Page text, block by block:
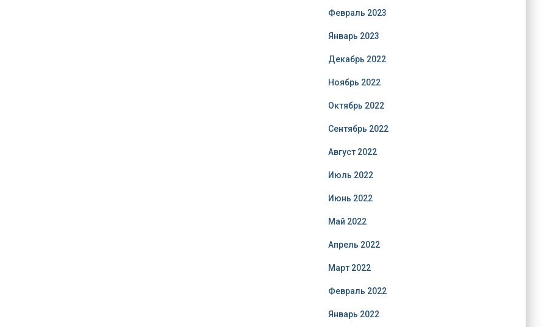
Февраль 2023
Январь 2023
Декабрь 2022
Ноябрь 2022
Октябрь 2022
Сентябрь 2022
Август 2022
Июль 2022
Июнь 2022
Май 2022
Апрель 2022
Март 2022
Февраль 2022
Январь 2022